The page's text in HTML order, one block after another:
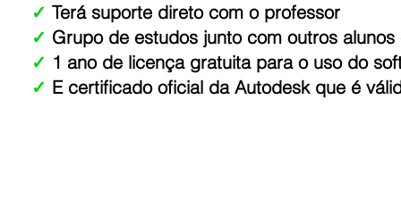
✓ Terá suporte direto com o professor
✓ Grupo de estudos junto com outros
✓ 1 ano de licença gratuita para o uso do
✓ E certificado oficial da Autodesk que é